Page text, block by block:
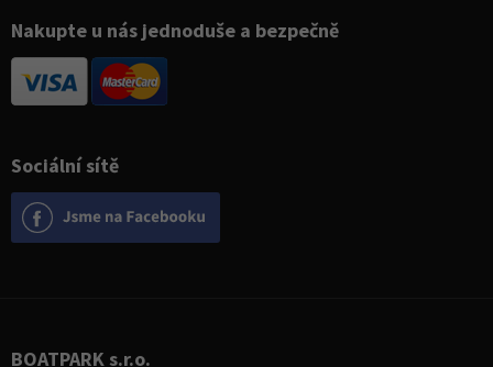
Sociální sítě
Nakupte u nás jednoduše a bezpečně
BOATPARK s.r.o.